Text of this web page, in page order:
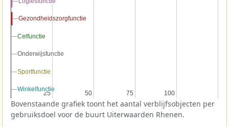
25
25 50
50 75
75 100
100
Gezondheidszorgfunctie
Gezondheidszorgfunctie
Celfunctie
Celfunctie
Onderwijsfunctie
Onderwijsfunctie
Sportfunctie
Sportfunctie
Winkelfunctie
Winkelfunctie
Bovenstaande grafiek toont het aantal verblijfsobjecten per
gebruiksdoel voor de buurt Uiterwaarden Rhenen.